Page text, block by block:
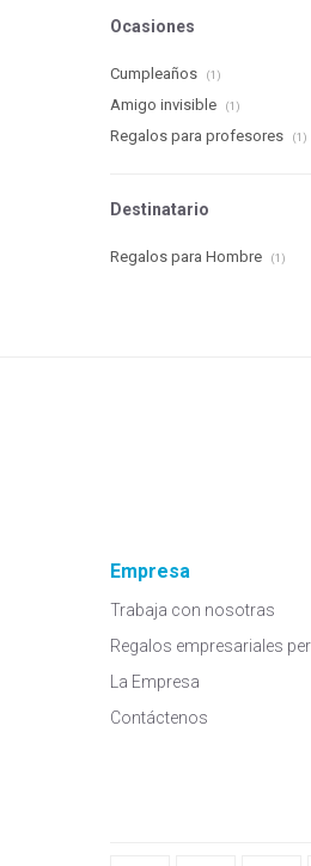
Ocasiones
Cumpleaños (1)
Amigo invisible (1)
Regalos para profesores (1)
Destinatario
Regalos para Hombre (1)
Empresa
Trabaja con nosotras
Regalos empresariales
La Empresa
Contáctenos